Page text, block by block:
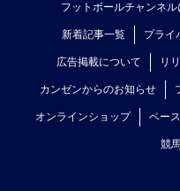
フットボールチャンネル
新着記事一覧 プライ
広告掲載について リ
カンゼンからのお知らせ
オンラインショップ ベー
競